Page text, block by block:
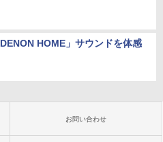
HOME」サウンドを体感
お問い合わせ